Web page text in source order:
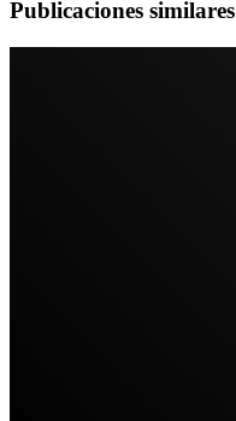
Publicaciones similares